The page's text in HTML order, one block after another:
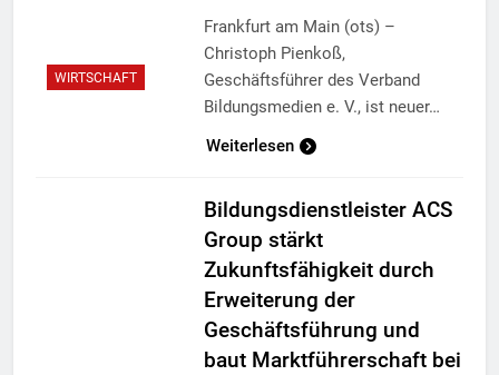
WIRTSCHAFT
Frankfurt am Main (ots) –
Christoph Pienkoß,
Geschäftsführer des Verband
Bildungsmedien e. V., ist neuer…
Weiterlesen
Bildungsdienstleister ACS
Group stärkt
Zukunftsfähigkeit durch
Erweiterung der
Geschäftsführung und
baut Marktführerschaft bei